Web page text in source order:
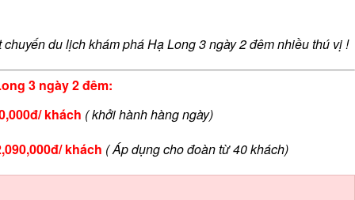
du lịch khám phá Hạ Long 3 ngày 2 đêm nhiều thú vị !
3 ngày 2 đêm:
khách ( khởi hành hàng ngày)
khách ( Áp dụng cho đoàn từ 40 khách)